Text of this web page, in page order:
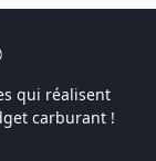
qui réalisent
carburant !